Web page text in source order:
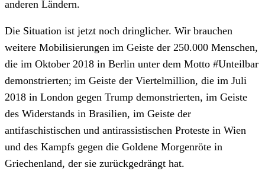
anderen Ländern.
Die Situation ist jetzt noch dringlicher. Wir brauchen
weitere Mobilisierungen im Geiste der 250.000 Menschen,
die im Oktober 2018 in Berlin unter dem Motto #Unteilbar
demonstrierten; im Geiste der Viertelmillion, die im Juli
2018 in London gegen Trump demonstrierten, im Geiste
des Widerstands in Brasilien, im Geiste der
antifaschistischen und antirassistischen Proteste in Wien
und des Kampfs gegen die Goldene Morgenröte in
Griechenland, der sie zurückgedrängt hat.